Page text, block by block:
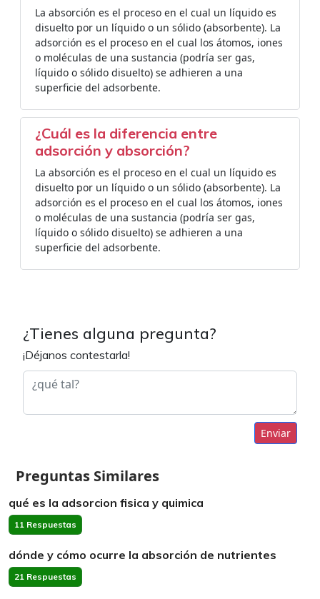
La absorción es el proceso en el cual un líquido es
disuelto por un líquido o un sólido (absorbente). La
adsorción es el proceso en el cual los átomos, iones
o moléculas de una sustancia (podría ser gas,
líquido o sólido disuelto) se adhieren a una
superficie del adsorbente.
¿Cuál es la diferencia entre
adsorción y absorción?
La absorción es el proceso en el cual un líquido es
disuelto por un líquido o un sólido (absorbente). La
adsorción es el proceso en el cual los átomos, iones
o moléculas de una sustancia (podría ser gas,
líquido o sólido disuelto) se adhieren a una
superficie del adsorbente.
¿Tienes alguna pregunta?
¡Déjanos contestarla!
Enviar
Preguntas Similares
qué es la adsorcion fisica y quimica
11 Respuestas
dónde y cómo ocurre la absorción de nutrientes
21 Respuestas